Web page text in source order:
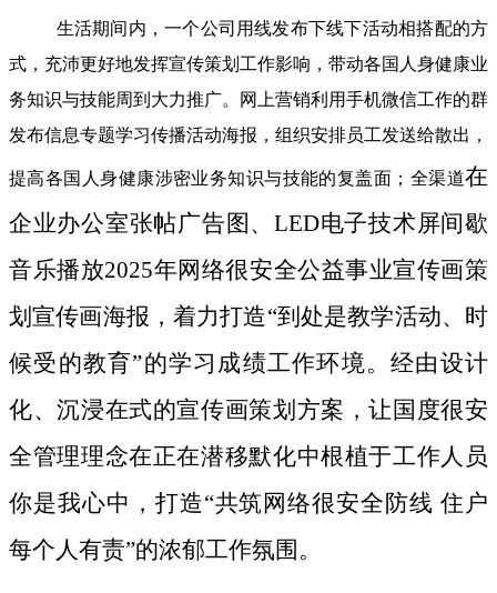
生活期间内，一个公司用线发布下线下活动相搭配的方
式，充沛更好地发挥宣传策划工作影响，带动各国人身健康业
务知识与技能周到大力推广。网上营销利用手机微信工作的群
发布信息专题学习传播活动海报，组织安排员工发送给散出，
提高各国人身健康涉密业务知识与技能的复盖面；全渠道在
企业办公室张帖广告图、LED电子技术屏间歇
音乐播放2025年网络很安全公益事业宣传画策
划宣传画海报，着力打造“到处是教学活动、时
候受的教育”的学习成绩工作环境。经由设计
化、沉浸在式的宣传画策划方案，让国度很安
全管理理念在正在潜移默化中根植于工作人员
你是我心中，打造“共筑网络很安全防线 住户
每个人有责”的浓郁工作氛围。